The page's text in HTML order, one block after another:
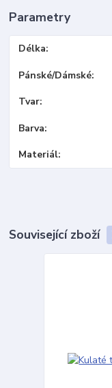
Parametry
Délka
Pánské/Dámské
Tvar
Barva
Materiál
Související zboží